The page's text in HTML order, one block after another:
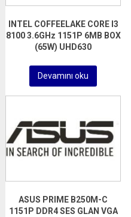
INTEL COFFEELAKE CORE I3
8100 3.6GHz 1151P 6MB BOX
(65W) UHD630
Devamını oku
ASUS PRIME B250M-C
1151P DDR4 SES GLAN VGA